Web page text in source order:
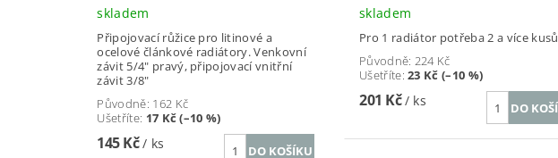
skladem
Připojovací růžice pro litinové a
ocelové článkové radiátory. Venkovní
závit 5/4" pravý, připojovací vnitřní
závit 3/8"
Původně: 162 Kč
Ušetříte: 17 Kč (–10 %)
145 Kč/ ks
skladem
Pro 1 radiátor potřeba 2 a více kusů
Původně: 224 Kč
Ušetříte:23 Kč (–10 %)
201 Kč/ ks